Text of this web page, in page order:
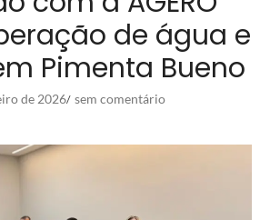
de água e
Pimenta Bueno
de 2026/ sem comentário